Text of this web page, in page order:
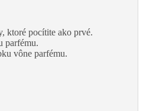
ktoré pocítite ako prvé.
parfému.
vône parfému.